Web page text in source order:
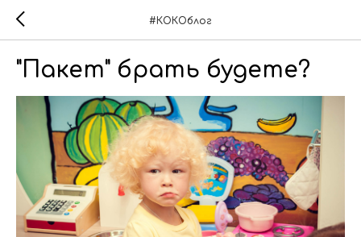
#КОКОблог
"Пакет" брать будете?